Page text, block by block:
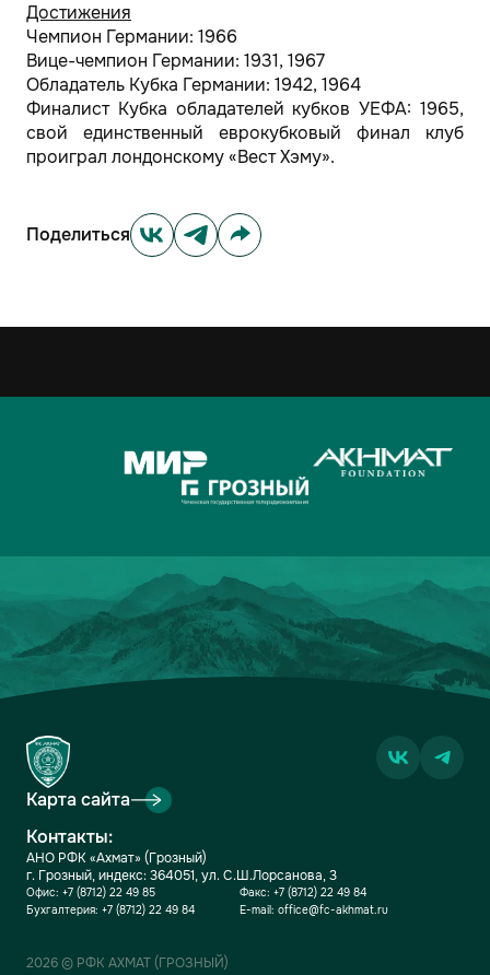
Достижения
Чемпион Германии: 1966
Вице-чемпион Германии: 1931, 1967
Обладатель Кубка Германии: 1942, 1964
Финалист Кубка обладателей кубков УЕФА: 1965,
свой единственный еврокубковый финал клуб
проиграл лондонскому «Вест Хэму».
Поделиться
Карта сайта
Контакты:
АНО РФК «Ахмат» (Грозный)
г. Грозный, индекс: 364051, ул. С.Ш.Лорсанова, 3
Офис: +7 (8712) 22 49 85
Бухгалтерия: +7 (8712) 22 49 84
Факс: +7 (8712) 22 49 84
E-mail: office@fc-akhmat.ru
2026 © РФК АХМАТ (ГРОЗНЫЙ)